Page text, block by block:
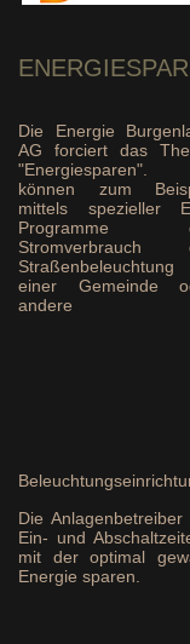
Die Energie
AG forciert das
"Energiesparen".
können zum
mittels spezieller
Programme
Stromverbrauch
Straßenbeleuchtung
einer Gemeinde
andere
Die
Ein- und
mit der optimal
Energie sparen.